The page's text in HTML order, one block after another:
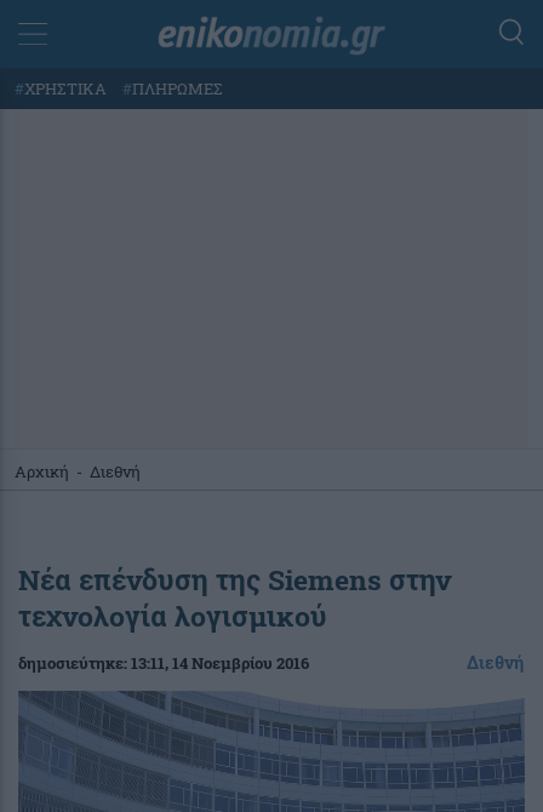
#ΧΡΗΣΤΙΚΑ #ΠΛΗΡΩΜΕΣ
Αρχική - Διεθνή
Νέα επένδυση της Siemens στην
τεχνολογία λογισμικού
δημοσιεύτηκε:13:11, 14 Νοεμβρίου 2016 Διεθνή